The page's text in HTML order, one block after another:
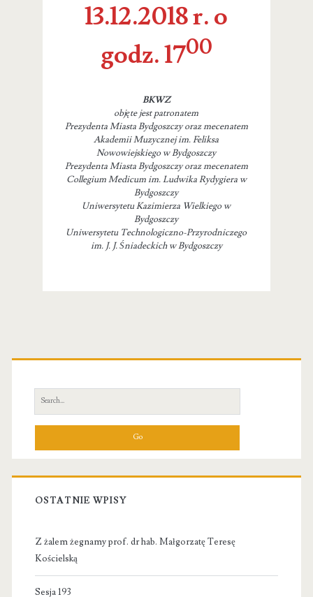
13.12.2018 r. o
godz. 1700
BKWZ
objęte jest patronatem
Prezydenta Miasta Bydgoszczy oraz mecenatem
Akademii Muzycznej im. Feliksa
Nowowiejskiego w Bydgoszczy
Prezydenta Miasta Bydgoszczy oraz mecenatem
Collegium Medicum im. Ludwika Rydygiera w
Bydgoszczy
Uniwersytetu Kazimierza Wielkiego w
Bydgoszczy
Uniwersytetu Technologiczno-Przyrodniczego
im. J. J. Śniadeckich w Bydgoszczy
Primary
Sidebar
Search
for:
OSTATNIE WPISY
Z żalem żegnamy prof. dr hab. Małgorzatę Teresę
Kościelską
Sesja 193